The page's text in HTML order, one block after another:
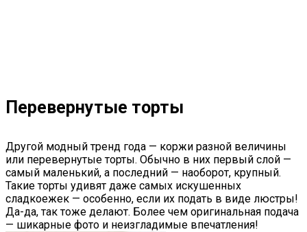
Перевернутые торты
Другой модный тренд года — коржи разной величины
или перевернутые торты. Обычно в них первый слой —
самый маленький, а последний — наоборот, крупный.
Такие торты удивят даже самых искушенных
сладкоежек — особенно, если их подать в виде люстры!
Да-да, так тоже делают. Более чем оригинальная подача
— шикарные фото и неизгладимые впечатления!